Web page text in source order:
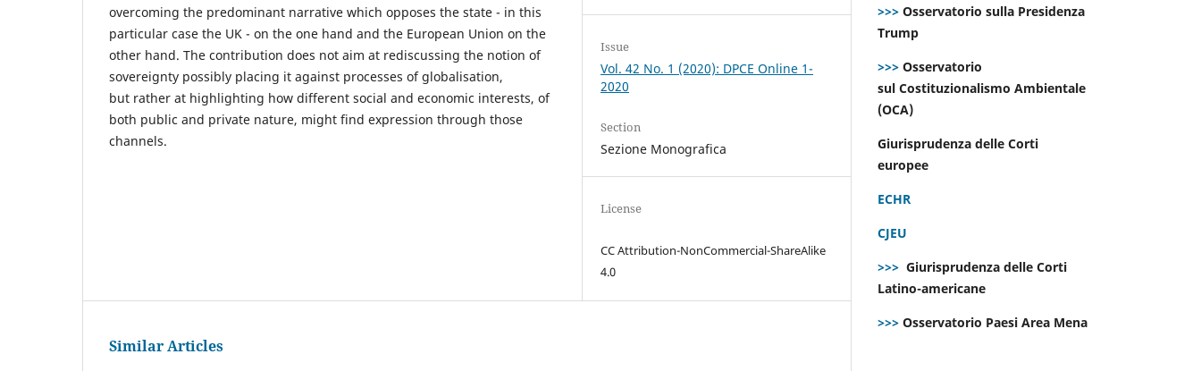
overcoming the predominant narrative which opposes the state - in this
particular case the UK - on the one hand and the European Union on the
other hand. The contribution does not aim at rediscussing the notion of
sovereignty possibly placing it against processes of globalisation,
but rather at highlighting how different social and economic interests, of
both public and private nature, might find expression through those
channels.
Issue
Vol. 42 No. 1 (2020): DPCE Online 1-
2020
Section
Sezione Monografica
License
CC Attribution-NonCommercial-ShareAlike
4.0
Similar Articles
>>> Osservatorio sulla Presidenza
Trump
>>> Osservatorio
sul Costituzionalismo Ambientale
(OCA)
Giurisprudenza delle Corti
europee
ECHR
CJEU
>>> Giurisprudenza delle Corti
Latino-americane
>>> Osservatorio Paesi Area Mena